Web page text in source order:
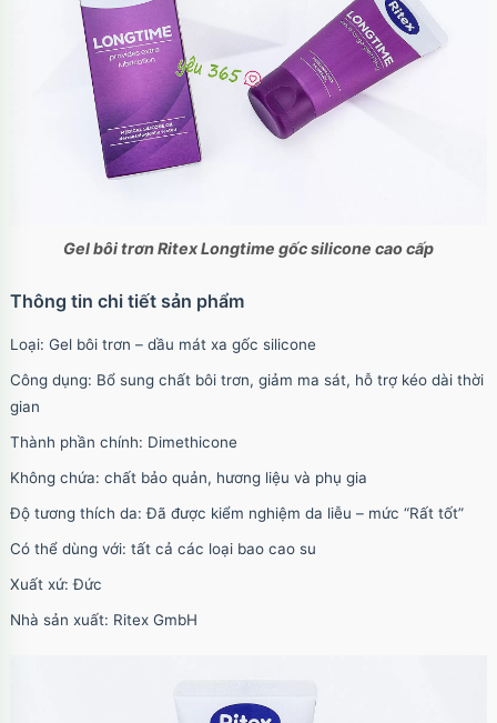
Gel bôi trơnRitexLongtime gốc silicone cao cấp
Thông tin chi tiết sản phẩm
Loại: Gel bôi trơn – dầu mát xa gốc silicone
Công dụng: Bổ sung chất bôi trơn, giảm ma sát, hỗ trợ kéo dài thời
gian
Thành phần chính: Dimethicone
Không chứa: chất bảo quản, hương liệu và phụ gia
Độ tương thích da: Đã được kiểm nghiệm da liễu – mức “Rất tốt”
Có thể dùng với: tất cả các loại bao cao su
Xuất xứ: Đức
Nhà sản xuất: Ritex GmbH